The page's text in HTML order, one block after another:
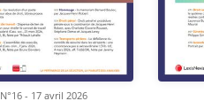
N°16 - 17 avril 2026